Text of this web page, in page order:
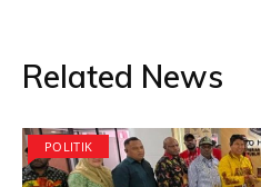
Related News
POLITIK